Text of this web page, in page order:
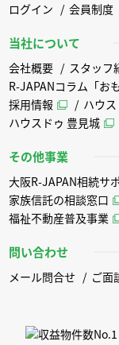
ログイン 会員制度
当社について
会社概要 スタッフ
R-JAPANコラム「お
採用情報
ハウ
ハウスドゥ 豊見城
その他事業
大阪R-JAPAN相続サ
家族信託の相談窓口
福祉不動産普及事業
問い合わせ
メール問合せ ご面